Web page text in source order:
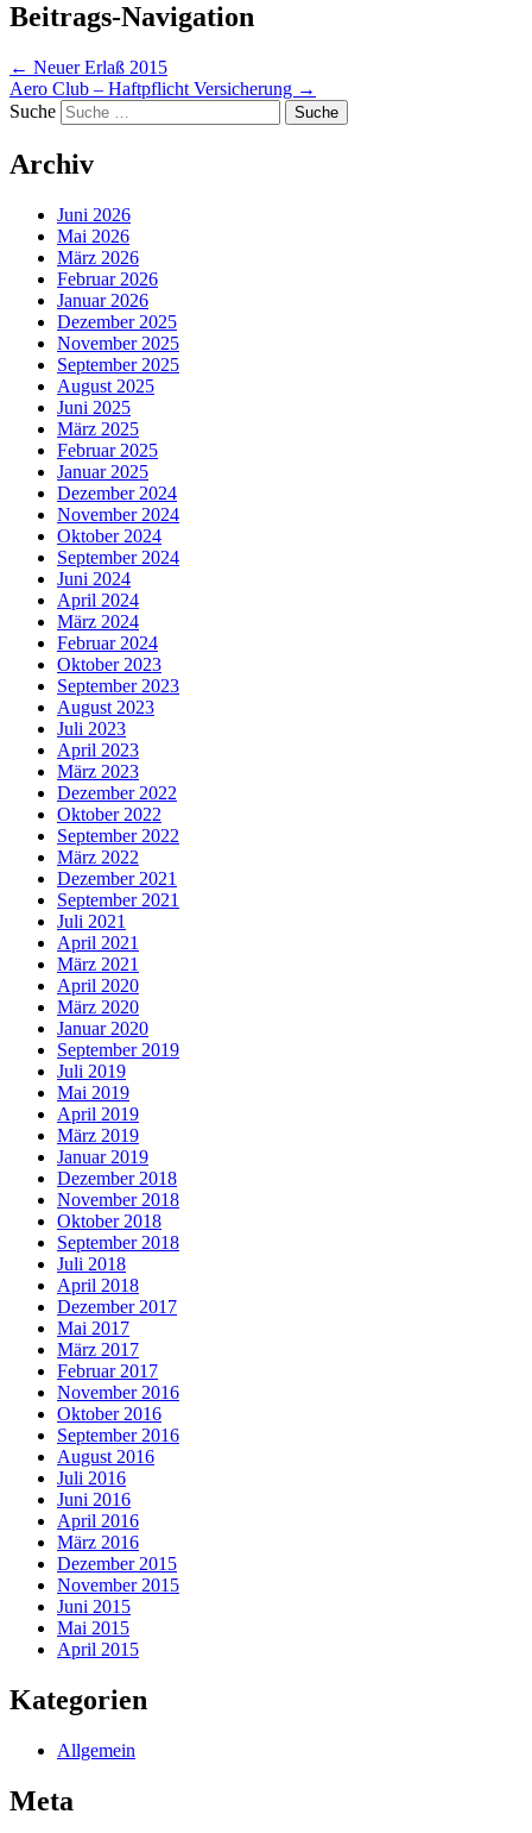
Beitrags-Navigation
← Neuer Erlaß 2015
Aero Club – Haftpflicht Versicherung →
Suche
Archiv
Juni 2026
Mai 2026
März 2026
Februar 2026
Januar 2026
Dezember 2025
November 2025
September 2025
August 2025
Juni 2025
März 2025
Februar 2025
Januar 2025
Dezember 2024
November 2024
Oktober 2024
September 2024
Juni 2024
April 2024
März 2024
Februar 2024
Oktober 2023
September 2023
August 2023
Juli 2023
April 2023
März 2023
Dezember 2022
Oktober 2022
September 2022
März 2022
Dezember 2021
September 2021
Juli 2021
April 2021
März 2021
April 2020
März 2020
Januar 2020
September 2019
Juli 2019
Mai 2019
April 2019
März 2019
Januar 2019
Dezember 2018
November 2018
Oktober 2018
September 2018
Juli 2018
April 2018
Dezember 2017
Mai 2017
März 2017
Februar 2017
November 2016
Oktober 2016
September 2016
August 2016
Juli 2016
Juni 2016
April 2016
März 2016
Dezember 2015
November 2015
Juni 2015
Mai 2015
April 2015
Kategorien
Allgemein
Meta